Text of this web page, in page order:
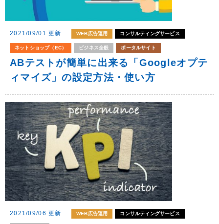
2021/09/01 更新 WEB広告運用 コンサルティングサービス
ネットショップ（EC） ビジネス全般 ポータルサイト
ABテストが簡単に出来る「Googleオプテ
ィマイズ」の設定方法・使い方
2021/09/06 更新 WEB広告運用 コンサルティングサービス